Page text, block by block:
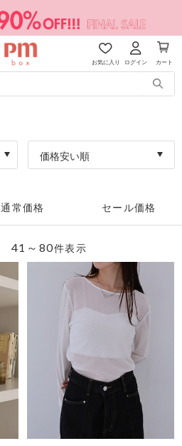
お気に入り ログイン カート
価格安い順
通常価格 セール価格
41～80件表示